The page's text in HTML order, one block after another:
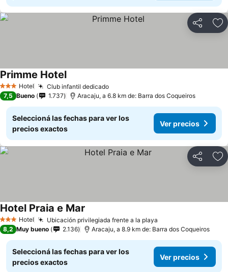
Compartir
3 Estrellas
Hotel Club infantil dedicado
Primme Hotel
7,5 Bueno 1.737 Aracaju, a 6.8 km de: Barra dos Coqueiros
Seleccioná las fechas para ver los
precios exactos
Ver precios
Compartir
3 Estrellas
Hotel Ubicación privilegiada frente a la playa
Hotel Praia e Mar
8,2 Muy bueno 2.136 Aracaju, a 8.9 km de: Barra dos Coqueiros
Seleccioná las fechas para ver los
precios exactos
Ver precios